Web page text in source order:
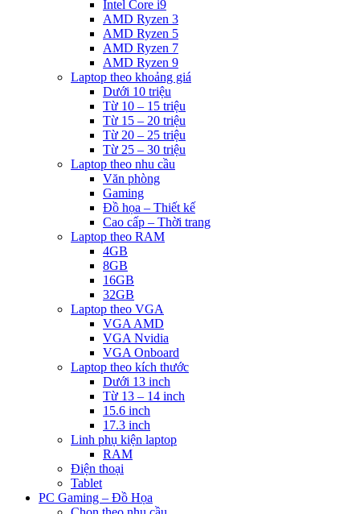
Intel Core i9
AMD Ryzen 3
AMD Ryzen 5
AMD Ryzen 7
AMD Ryzen 9
Laptop theo khoảng giá
Dưới 10 triệu
Từ 10 – 15 triệu
Từ 15 – 20 triệu
Từ 20 – 25 triệu
Từ 25 – 30 triệu
Laptop theo nhu cầu
Văn phòng
Gaming
Đồ họa – Thiết kế
Cao cấp – Thời trang
Laptop theo RAM
4GB
8GB
16GB
32GB
Laptop theo VGA
VGA AMD
VGA Nvidia
VGA Onboard
Laptop theo kích thước
Dưới 13 inch
Từ 13 – 14 inch
15.6 inch
17.3 inch
Linh phụ kiện laptop
RAM
Điện thoại
Tablet
PC Gaming – Đồ Họa